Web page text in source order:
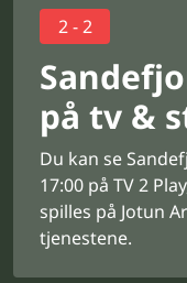
2 - 2
på tv &
Du kan se
17:00 på TV 2
spilles på Jotun
tjenestene.